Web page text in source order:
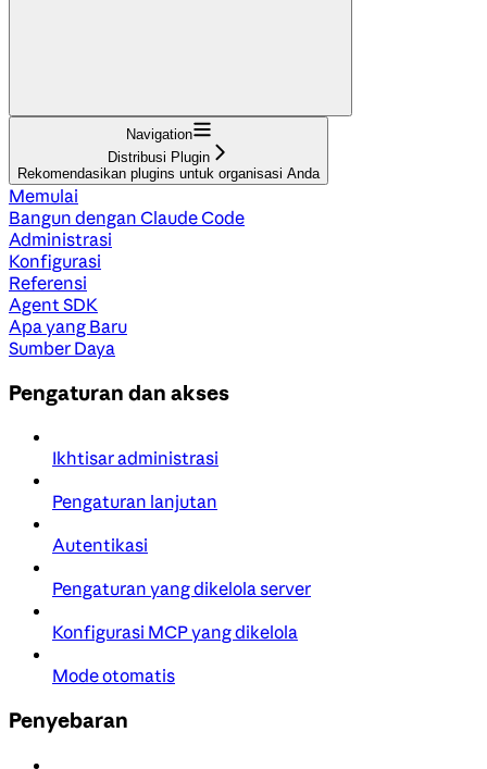
Navigation
Distribusi Plugin
Rekomendasikan plugins untuk organisasi Anda
Memulai
Bangun dengan Claude Code
Administrasi
Konfigurasi
Referensi
Agent SDK
Apa yang Baru
Sumber Daya
Pengaturan dan akses
Ikhtisar administrasi
Pengaturan lanjutan
Autentikasi
Pengaturan yang dikelola server
Konfigurasi MCP yang dikelola
Mode otomatis
Penyebaran